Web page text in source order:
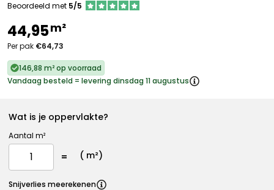
Beoordeeld met 5/5
44,95m²
Per pak €64,73
146,88 m² op voorraad
Vandaag besteld = levering dinsdag 11 augustus
Wat is je oppervlakte?
Aantal m²
( m²)
Snijverlies meerekenen